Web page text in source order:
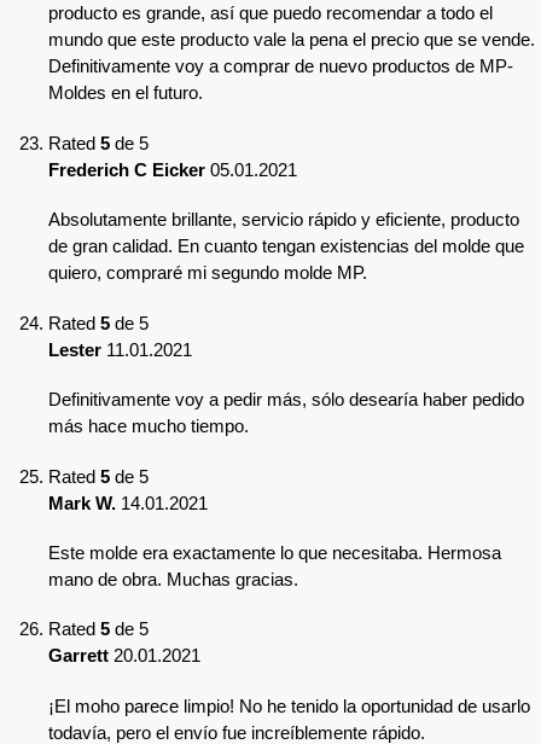
producto es grande, así que puedo recomendar a todo el
mundo que este producto vale la pena el precio que se vende.
Definitivamente voy a comprar de nuevo productos de MP-
Moldes en el futuro.
Rated 5 de 5
Frederich C Eicker 05.01.2021
Absolutamente brillante, servicio rápido y eficiente, producto
de gran calidad. En cuanto tengan existencias del molde que
quiero, compraré mi segundo molde MP.
Rated 5 de 5
Lester 11.01.2021
Definitivamente voy a pedir más, sólo desearía haber pedido
más hace mucho tiempo.
Rated 5 de 5
Mark W. 14.01.2021
Este molde era exactamente lo que necesitaba. Hermosa
mano de obra. Muchas gracias.
Rated 5 de 5
Garrett 20.01.2021
¡El moho parece limpio! No he tenido la oportunidad de usarlo
todavía, pero el envío fue increíblemente rápido.